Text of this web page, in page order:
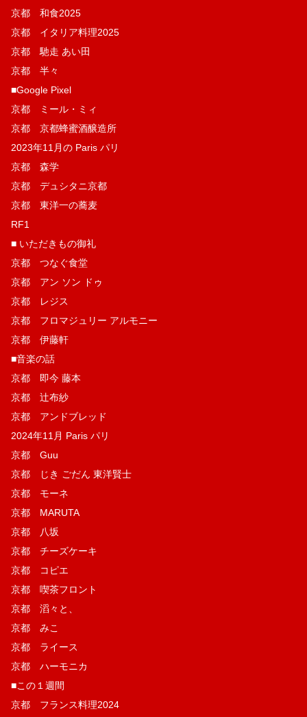
京都 和食2025
京都 イタリア料理2025
京都 馳走 あい田
京都 半々
■Google Pixel
京都 ミール・ミィ
京都 京都蜂蜜酒醸造所
2023年11月の Paris パリ
京都 森学
京都 デュシタニ京都
京都 東洋一の蕎麦
RF1
■ いただきもの御礼
京都 つなぐ食堂
京都 アン ソン ドゥ
京都 レジス
京都 フロマジュリー アルモニー
京都 伊藤軒
■音楽の話
京都 即今 藤本
京都 辻布紗
京都 アンドブレッド
2024年11月 Paris パリ
京都 Guu
京都 じき ごだん 東洋賢士
京都 モーネ
京都 MARUTA
京都 八坂
京都 チーズケーキ
京都 コピエ
京都 喫茶フロント
京都 滔々と、
京都 みこ
京都 ライース
京都 ハーモニカ
■この１週間
京都 フランス料理2024